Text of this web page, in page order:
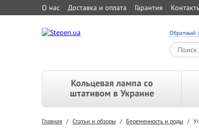
О нас Доставка и оплата Гарантия
Обратный
Кольцевая лампа со
штативом в Украине
Главная / Статьи и обзоры / Беременность и роды /